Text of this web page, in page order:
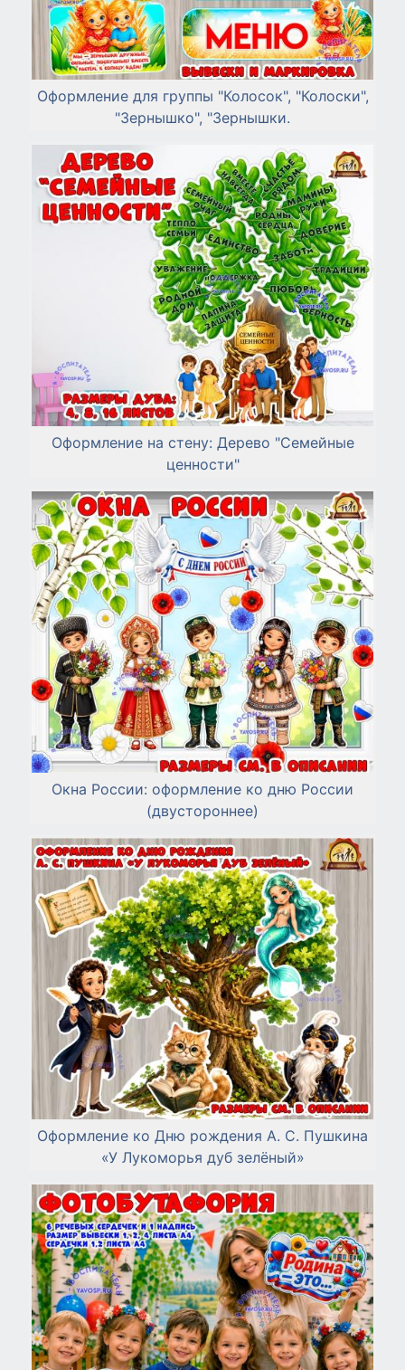
Оформление для группы "Колосок", "Колоски",
"Зернышко", "Зернышки.
Оформление на стену: Дерево "Семейные
ценности"
Окна России: оформление ко дню России
(двустороннее)
Оформление ко Дню рождения А. С. Пушкина
«У Лукоморья дуб зелёный»